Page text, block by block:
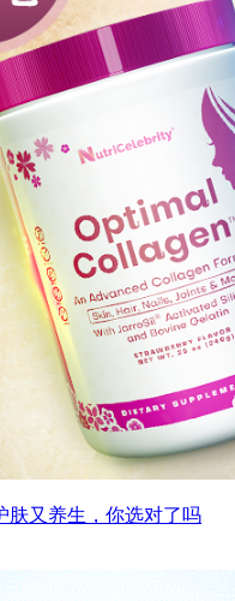
肤又养生，你选对了吗